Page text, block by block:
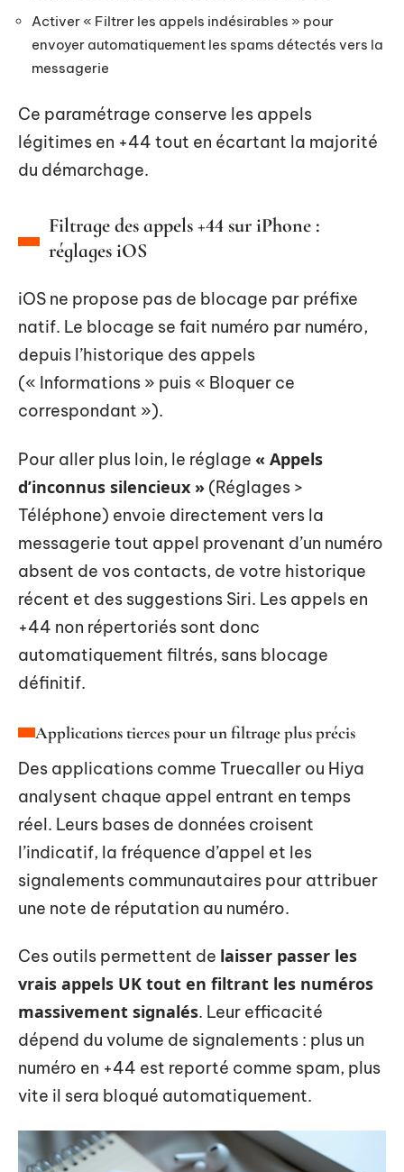
Activer « Filtrer les appels indésirables » pour
envoyer automatiquement les spams détectés vers la
messagerie
Ce paramétrage conserve les appels
légitimes en +44 tout en écartant la majorité
du démarchage.
Filtrage des appels +44 sur iPhone :
réglages iOS
iOS ne propose pas de blocage par préfixe
natif. Le blocage se fait numéro par numéro,
depuis l’historique des appels
(« Informations » puis « Bloquer ce
correspondant »).
Pour aller plus loin, le réglage « Appels
d’inconnus silencieux » (Réglages >
Téléphone) envoie directement vers la
messagerie tout appel provenant d’un numéro
absent de vos contacts, de votre historique
récent et des suggestions Siri. Les appels en
+44 non répertoriés sont donc
automatiquement filtrés, sans blocage
définitif.
Applications tierces pour un filtrage plus précis
Des applications comme Truecaller ou Hiya
analysent chaque appel entrant en temps
réel. Leurs bases de données croisent
l’indicatif, la fréquence d’appel et les
signalements communautaires pour attribuer
une note de réputation au numéro.
Ces outils permettent de laisser passer les
vrais appels UK tout en filtrant les numéros
massivement signalés. Leur efficacité
dépend du volume de signalements : plus un
numéro en +44 est reporté comme spam, plus
vite il sera bloqué automatiquement.